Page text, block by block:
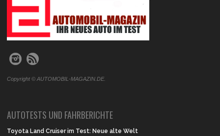
Copyright © AUTOMOBIL-MAGAZIN.DE.
AUTOTESTS UND FAHRBERICHTE
Toyota Land Cruiser im Test: Neue alte Welt